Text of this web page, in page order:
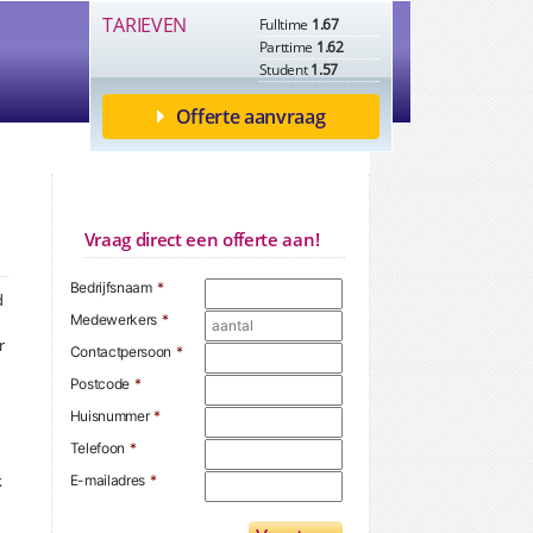
TARIEVEN Fulltime 1.67
Parttime 1.62
Student1.57
Offerte aanvraag
Vraag direct een offerte aan!
Bedrijfsnaam *
Medewerkers *
Contactpersoon *
Postcode *
Huisnummer *
Telefoon *
E-mailadres *